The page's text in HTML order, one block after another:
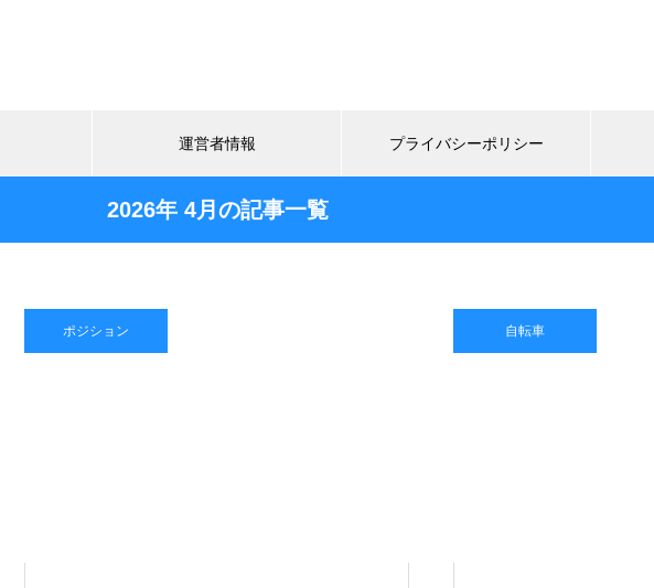
運営者情報 プライバシーポリシー
2026年 4月の記事一覧
ポジション 自転車